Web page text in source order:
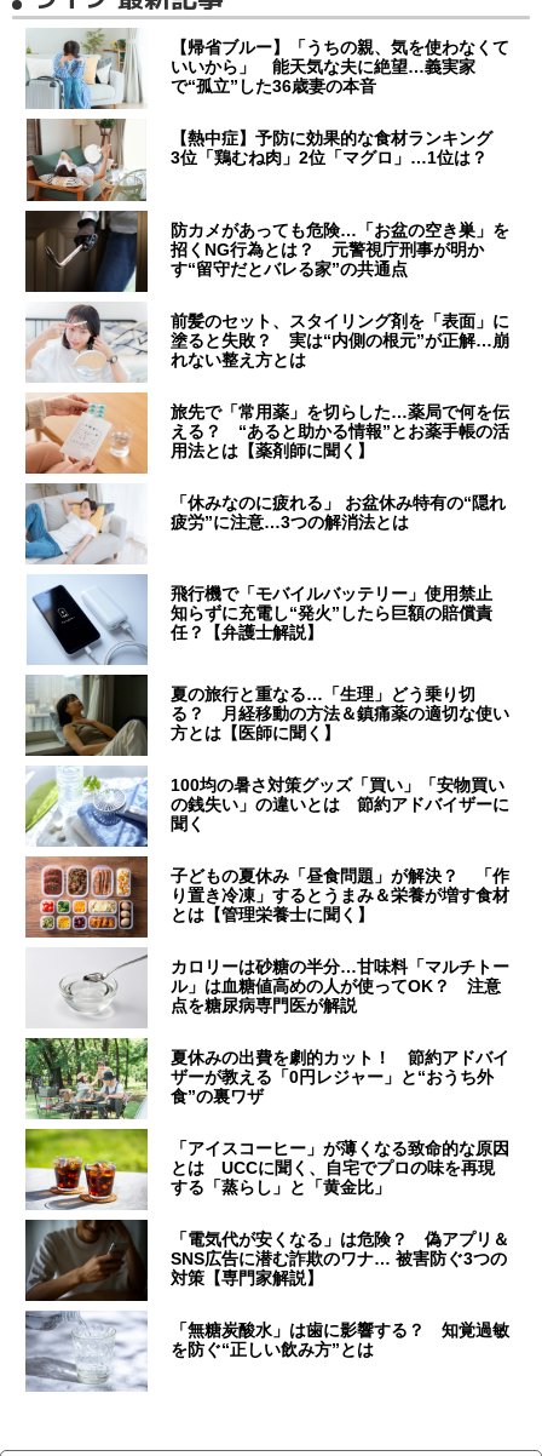
【帰省ブルー】「うちの親、気を使わなくて
いいから」 能天気な夫に絶望…義実家
で“孤立”した36歳妻の本音
【熱中症】予防に効果的な食材ランキング
3位「鶏むね肉」2位「マグロ」…1位は？
防カメがあっても危険…「お盆の空き巣」を
招くNG行為とは？ 元警視庁刑事が明か
す“留守だとバレる家”の共通点
前髪のセット、スタイリング剤を「表面」に
塗ると失敗？ 実は“内側の根元”が正解…崩
れない整え方とは
旅先で「常用薬」を切らした…薬局で何を伝
える？ “あると助かる情報”とお薬手帳の活
用法とは【薬剤師に聞く】
「休みなのに疲れる」 お盆休み特有の“隠れ
疲労”に注意…3つの解消法とは
飛行機で「モバイルバッテリー」使用禁止
知らずに充電し“発火”したら巨額の賠償責
任？【弁護士解説】
夏の旅行と重なる…「生理」どう乗り切
る？ 月経移動の方法＆鎮痛薬の適切な使い
方とは【医師に聞く】
100均の暑さ対策グッズ「買い」「安物買い
の銭失い」の違いとは 節約アドバイザーに
聞く
子どもの夏休み「昼食問題」が解決？ 「作
り置き冷凍」するとうまみ＆栄養が増す食材
とは【管理栄養士に聞く】
カロリーは砂糖の半分…甘味料「マルチトー
ル」は血糖値高めの人が使ってOK？ 注意
点を糖尿病専門医が解説
夏休みの出費を劇的カット！ 節約アドバイ
ザーが教える「0円レジャー」と“おうち外
食”の裏ワザ
「アイスコーヒー」が薄くなる致命的な原因
とは UCCに聞く、自宅でプロの味を再現
する「蒸らし」と「黄金比」
「電気代が安くなる」は危険？ 偽アプリ＆
SNS広告に潜む詐欺のワナ… 被害防ぐ3つの
対策【専門家解説】
「無糖炭酸水」は歯に影響する？ 知覚過敏
を防ぐ“正しい飲み方”とは